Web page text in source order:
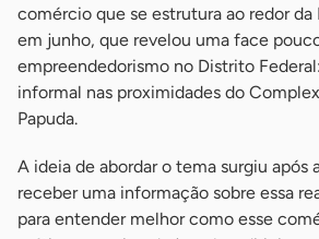
comércio que se estrutura ao redor da
em junho, que revelou uma face
empreendedorismo no Distrito
informal nas proximidades do
Papuda.
A ideia de abordar o tema surgiu após
receber uma informação sobre essa
para entender melhor como esse